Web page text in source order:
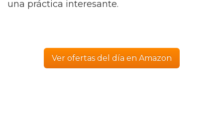
una práctica interesante.
Ver ofertas del día en Amazon